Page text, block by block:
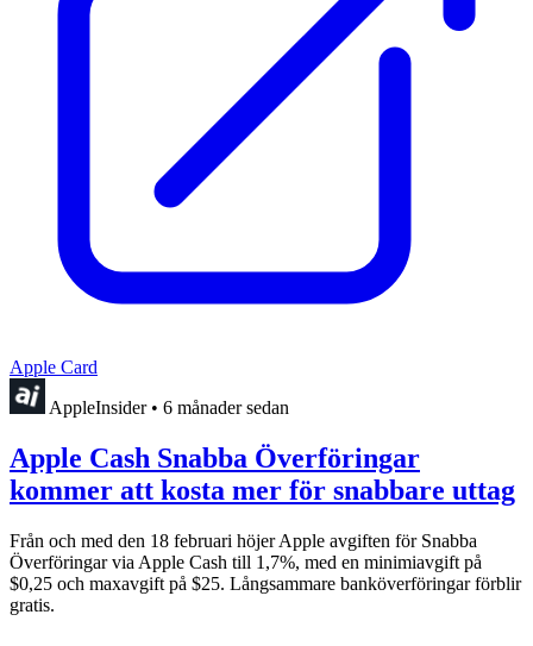
Apple Card
AppleInsider • 6 månader sedan
Apple Cash Snabba Överföringar
kommer att kosta mer för snabbare uttag
Från och med den 18 februari höjer Apple avgiften för Snabba
Överföringar via Apple Cash till 1,7%, med en minimiavgift på
$0,25 och maxavgift på $25. Långsammare banköverföringar förblir
gratis.